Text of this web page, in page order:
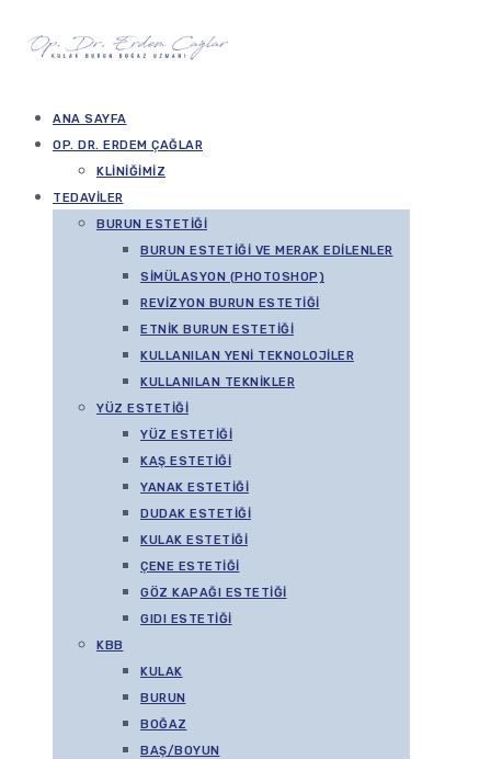
ANA SAYFA
OP. DR. ERDEM ÇAĞLAR
KLINIĞIMIZ
TEDAVILER
BURUN ESTETIĞI
BURUN ESTETIĞI VE MERAK EDILENLER
SIMÜLASYON (PHOTOSHOP)
REVIZYON BURUN ESTETIĞI
ETNIK BURUN ESTETIĞI
KULLANILAN YENI TEKNOLOJILER
KULLANILAN TEKNIKLER
YÜZ ESTETIĞI
YÜZ ESTETIĞI
KAŞ ESTETIĞI
YANAK ESTETIĞI
DUDAK ESTETIĞI
KULAK ESTETIĞI
ÇENE ESTETIĞI
GÖZ KAPAĞI ESTETIĞI
GIDI ESTETIĞI
KBB
KULAK
BURUN
BOĞAZ
BAŞ/BOYUN